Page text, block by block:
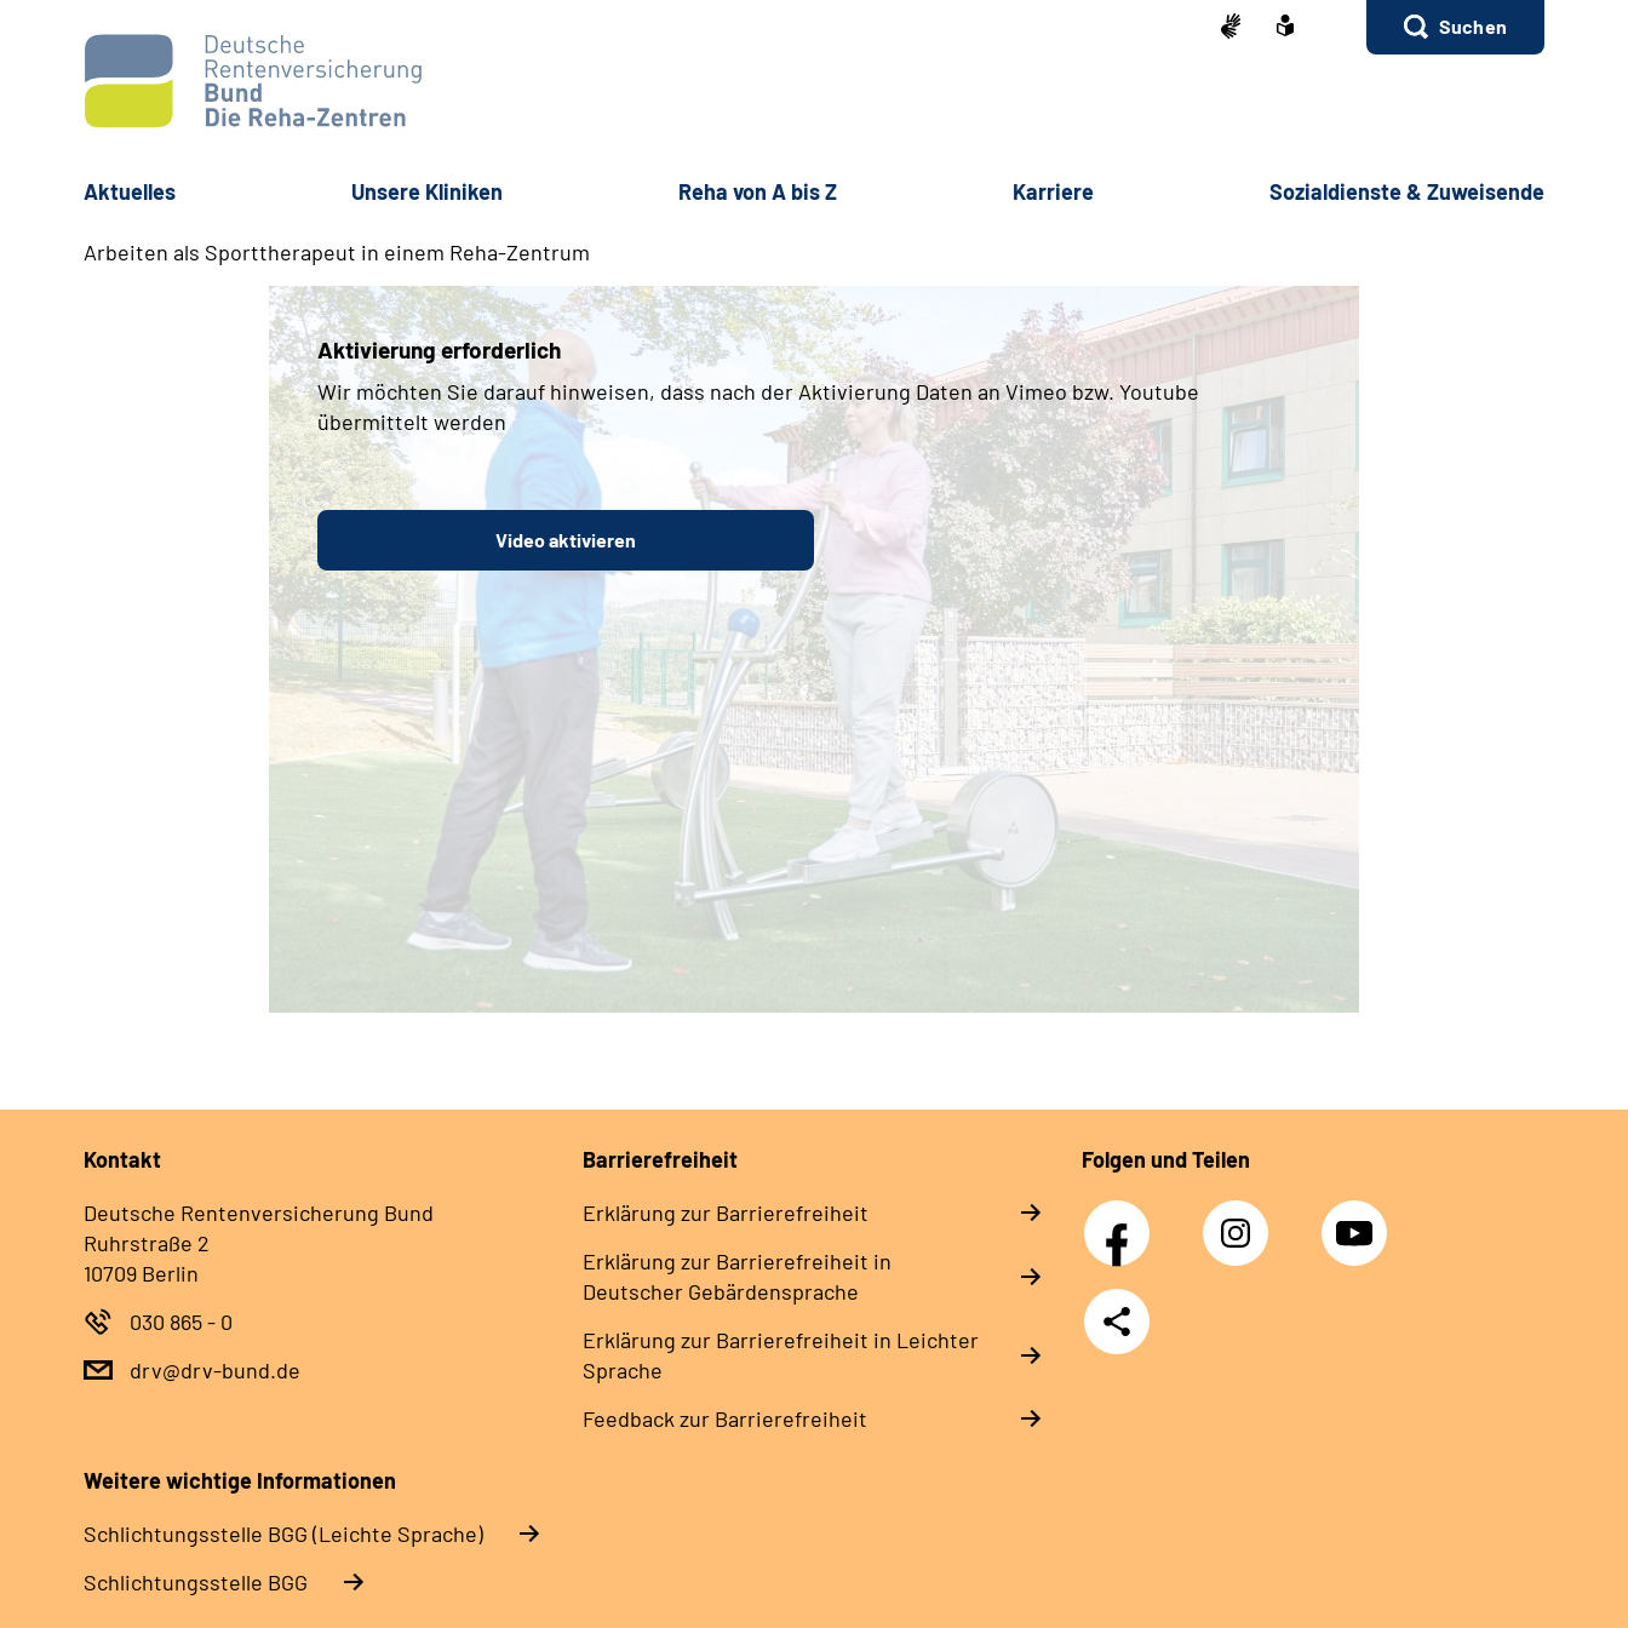
Suchen
Aktuelles Unsere Kliniken Reha von A bis Z Karriere Sozialdienste & Zuweisende
Arbeiten als Sporttherapeut in einem Reha-Zentrum
Aktivierung erforderlich
Wir möchten Sie darauf hinweisen, dass nach der Aktivierung Daten an Vimeo bzw. Youtube
übermittelt werden
Video aktivieren
Kontakt
Deutsche Rentenversicherung Bund
Ruhrstraße 2
10709 Berlin
030 865 - 0
drv@drv-bund.de
Barrierefreiheit
Erklärung zur Barrierefreiheit
Erklärung zur Barrierefreiheit in
Deutscher Gebärdensprache
Erklärung zur Barrierefreiheit in Leichter
Sprache
Feedback zur Barrierefreiheit
Folgen und Teilen
Facebook Instagram YouTube
Teilen
Weitere wichtige Informationen
Schlich­tungs­stel­le BGG (Leichte Sprache)
Schlich­tungs­stel­le BGG